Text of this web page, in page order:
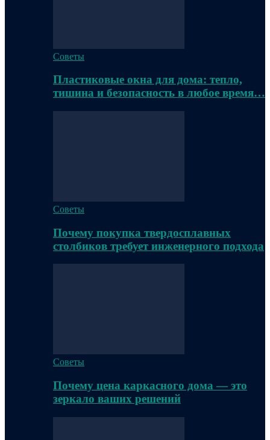
Советы
Пластиковые окна для дома: тепло,
тишина и безопасность в любое время…
Советы
Почему покупка твердосплавных
столбиков требует инженерного подхода
Советы
Почему цена каркасного дома — это
зеркало ваших решений